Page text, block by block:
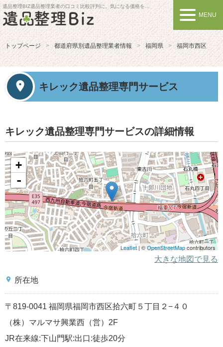
遺品整理BIZ遺品整理業者の口コミ比較評判に。気になる価格を比較しよう
MENU
トップページ 都道府県別遺品整理業者情報 福岡県 福岡市西区
キレック遺品整理専門サービス
キレック遺品整理専門サービスの詳細情報
+
-
Leaflet| ©OpenStreetMapcontributors
大きな地図で見る
place 所在地
〒819-0041 福岡県福岡市西区拾六町５丁目２−４０
（株）マルマサ興業西（営）2F
JR在来線:下山門駅:出口:徒歩20分